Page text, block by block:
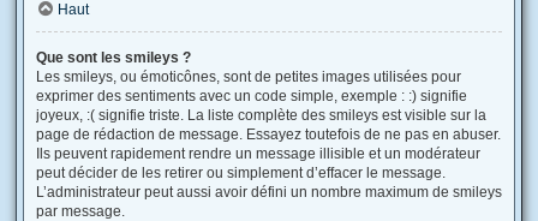
Haut
Que sont les smileys ?
Les smileys, ou émoticônes, sont de petites images utilisées pour
exprimer des sentiments avec un code simple, exemple : :) signifie
joyeux, :( signifie triste. La liste complète des smileys est visible sur la
page de rédaction de message. Essayez toutefois de ne pas en abuser.
Ils peuvent rapidement rendre un message illisible et un modérateur
peut décider de les retirer ou simplement d’effacer le message.
L’administrateur peut aussi avoir défini un nombre maximum de smileys
par message.